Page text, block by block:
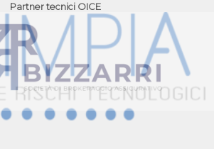
Partner tecnici OICE